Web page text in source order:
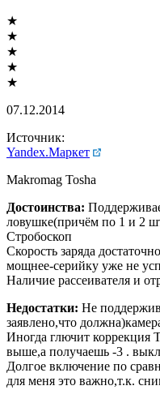
★
★
★
★
★
07.12.2014
Источник:
Yandex.Маркет
Makromag Tosha
Достоинства:
ловушке(причём по 1 и 2
Стробоскоп
Скорость заряда
мощнее-серийку уже не
Наличие рассеивателя и
Недостатки: Не
заявлено,что
Иногда глючит коррекция
выше,а получаешь -3 .
Долгое включение по
для меня это важно,т.к.